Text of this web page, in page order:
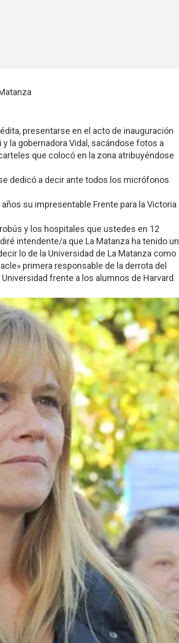
presentarse en el acto de inauguración
la gobernadora Vidal, sacándose fotos a
que colocó en la zona atribuyéndose
dedicó a decir ante todos los micrófonos
su impresentable Frente para la Victoria
y los hospitales que ustedes en 12
intendente/a que La Matanza ha tenido un
lo de la Universidad de La Matanza como
primera responsable de la derrota del
frente a los alumnos de Harvard